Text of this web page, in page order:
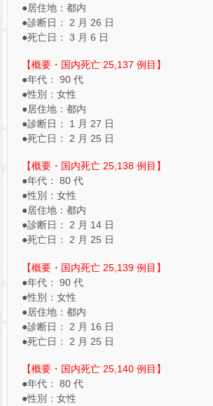
●居住地：都内
●診断日： 2 月 26 日
●死亡日： 3 月 6 日
【概要・国内死亡 25,137 例目】
●年代： 90 代
●性別：女性
●居住地：都内
●診断日： 1 月 27 日
●死亡日： 2 月 25 日
【概要・国内死亡 25,138 例目】
●年代： 80 代
●性別：女性
●居住地：都内
●診断日： 2 月 14 日
●死亡日： 2 月 25 日
【概要・国内死亡 25,139 例目】
●年代： 90 代
●性別：女性
●居住地：都内
●診断日： 2 月 16 日
●死亡日： 2 月 25 日
【概要・国内死亡 25,140 例目】
●年代： 80 代
●性別：女性